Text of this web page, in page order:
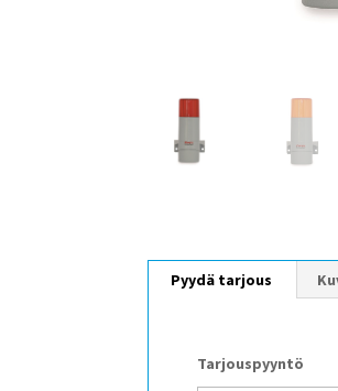
Pyydä tarjous
Tarjouspyyntö